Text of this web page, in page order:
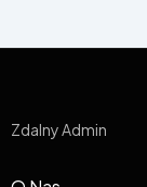
Zdalny Admin